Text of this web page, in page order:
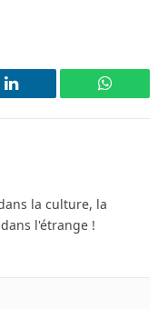
LinkedIn
la culture, la
l'étrange !